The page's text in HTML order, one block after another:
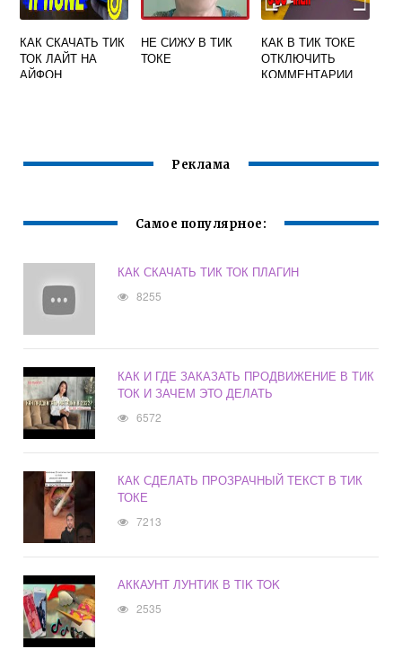
КАК СКАЧАТЬ ТИК
ТОК ЛАЙТ НА
АЙФОН
НЕ СИЖУ В ТИК
ТОКЕ
КАК В ТИК ТОКЕ
ОТКЛЮЧИТЬ
КОММЕНТАРИИ
Реклама
Самое популярное:
КАК СКАЧАТЬ ТИК ТОК ПЛАГИН
8255
КАК И ГДЕ ЗАКАЗАТЬ ПРОДВИЖЕНИЕ В ТИК
ТОК И ЗАЧЕМ ЭТО ДЕЛАТЬ
6572
КАК СДЕЛАТЬ ПРОЗРАЧНЫЙ ТЕКСТ В ТИК
ТОКЕ
7213
АККАУНТ ЛУНТИК В TIK TOK
2535